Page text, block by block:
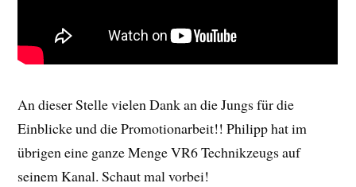
An dieser Stelle vielen Dank an die Jungs für die
Einblicke und die Promotionarbeit!! Philipp hat im
übrigen eine ganze Menge VR6 Technikzeugs auf
seinem Kanal. Schaut mal vorbei!